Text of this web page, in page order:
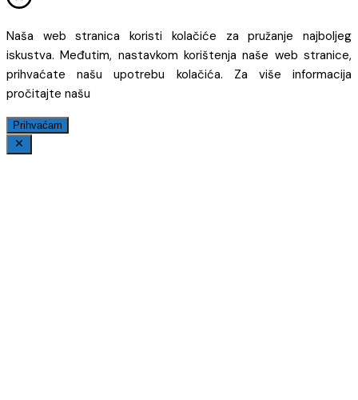
Naša web stranica koristi kolačiće za pružanje najboljeg
iskustva. Međutim, nastavkom korištenja naše web stranice,
prihvaćate našu upotrebu kolačića. Za više informacija
pročitajte našu
Prihvaćam